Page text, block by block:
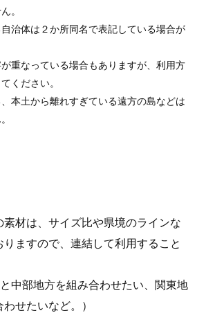
。
治体は２か所同名で表記している場合が
重なっている場合もありますが、利用方
ください。
本土から離れすぎている遠方の島などは
材は、サイズ比や県境のラインな
ますので、連結して利用すること
中部地方を組み合わせたい、関東地
せたいなど。）